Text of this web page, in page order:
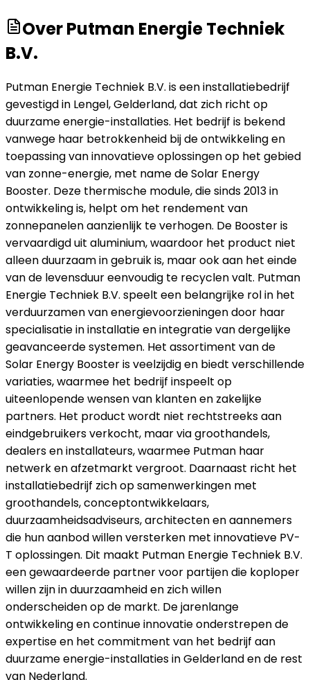
OverPutman Energie Techniek
B.V.
Putman Energie Techniek B.V. is een installatiebedrijf
gevestigd in Lengel, Gelderland, dat zich richt op
duurzame energie-installaties. Het bedrijf is bekend
vanwege haar betrokkenheid bij de ontwikkeling en
toepassing van innovatieve oplossingen op het gebied
van zonne-energie, met name de Solar Energy
Booster. Deze thermische module, die sinds 2013 in
ontwikkeling is, helpt om het rendement van
zonnepanelen aanzienlijk te verhogen. De Booster is
vervaardigd uit aluminium, waardoor het product niet
alleen duurzaam in gebruik is, maar ook aan het einde
van de levensduur eenvoudig te recyclen valt. Putman
Energie Techniek B.V. speelt een belangrijke rol in het
verduurzamen van energievoorzieningen door haar
specialisatie in installatie en integratie van dergelijke
geavanceerde systemen. Het assortiment van de
Solar Energy Booster is veelzijdig en biedt verschillende
variaties, waarmee het bedrijf inspeelt op
uiteenlopende wensen van klanten en zakelijke
partners. Het product wordt niet rechtstreeks aan
eindgebruikers verkocht, maar via groothandels,
dealers en installateurs, waarmee Putman haar
netwerk en afzetmarkt vergroot. Daarnaast richt het
installatiebedrijf zich op samenwerkingen met
groothandels, conceptontwikkelaars,
duurzaamheidsadviseurs, architecten en aannemers
die hun aanbod willen versterken met innovatieve PV-
T oplossingen. Dit maakt Putman Energie Techniek B.V.
een gewaardeerde partner voor partijen die koploper
willen zijn in duurzaamheid en zich willen
onderscheiden op de markt. De jarenlange
ontwikkeling en continue innovatie onderstrepen de
expertise en het commitment van het bedrijf aan
duurzame energie-installaties in Gelderland en de rest
van Nederland.